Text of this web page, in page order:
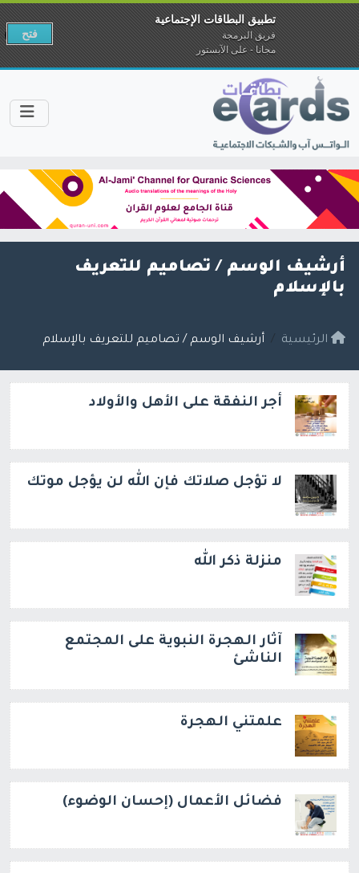
أرشيف الوسم / تصاميم للتعريف
بالإسلام
الرئيسية أرشيف الوسم / تصاميم للتعريف بالإسلام
أجر النفقة على الأهل والأولاد
لا تؤجل صلاتك فإن الله لن يؤجل موتك
منزلة ذكر الله
آثار الهجرة النبوية على المجتمع
الناشئ
علمتني الهجرة
فضائل الأعمال (إحسان الوضوء)
تطبيق البطاقات الإجتماعية
فريق البرمجة
مجانا - على الآبستور
فتح